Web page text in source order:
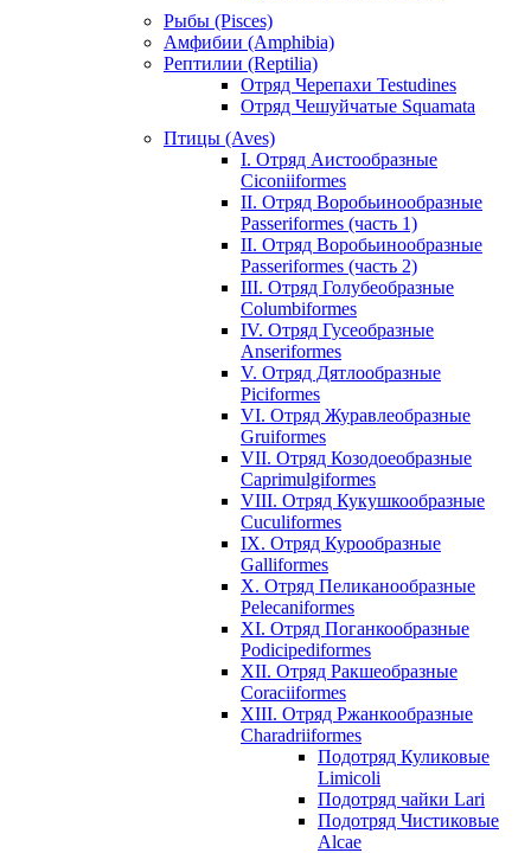
Рыбы (Pisces)
Амфибии (Amphibia)
Рептилии (Reptilia)
Отряд Черепахи Testudines
Отряд Чешуйчатые Squamata
Птицы (Aves)
I. Отряд Аистообразные
Ciconiiformes
II. Отряд Воробьинообразные
Passeriformes (часть 1)
II. Отряд Воробьинообразные
Passeriformes (часть 2)
III. Отряд Голубеобразные
Columbiformes
IV. Отряд Гусеобразные
Anseriformes
V. Отряд Дятлообразные
Piciformes
VI. Отряд Журавлеобразные
Gruiformes
VII. Отряд Козодоеобразные
Caprimulgiformes
VIII. Отряд Кукушкообразные
Cuculiformes
IX. Отряд Курообразные
Galliformes
X. Отряд Пеликанообразные
Pelecaniformes
XI. Отряд Поганкообразные
Podicipediformes
XII. Отряд Ракшеобразные
Coraciiformes
XIII. Отряд Ржанкообразные
Charadriiformes
Подотряд Куликовые
Limicoli
Подотряд чайки Lari
Подотряд Чистиковые
Alcae